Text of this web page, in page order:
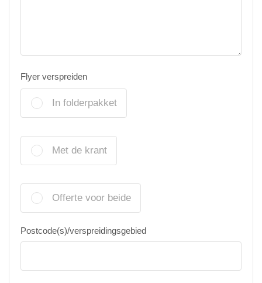
Flyer verspreiden
In folderpakket
Met de krant
Offerte voor beide
Postcode(s)/verspreidingsgebied